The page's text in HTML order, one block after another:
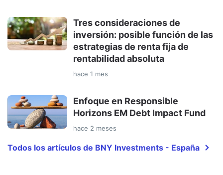
Tres consideraciones de
inversión: posible función de las
estrategias de renta fija de
rentabilidad absoluta
hace 1 mes
Enfoque en Responsible
Horizons EM Debt Impact Fund
hace 2 meses
Todos los artículos de BNY Investments - España